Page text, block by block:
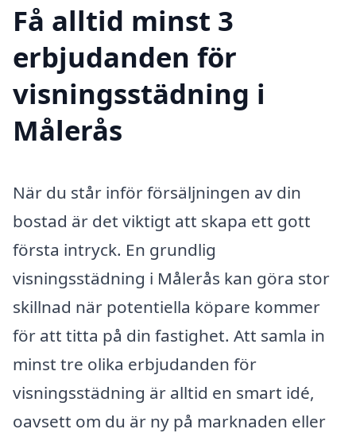
Få alltid minst 3
erbjudanden för
visningsstädning i
Målerås
När du står inför försäljningen av din
bostad är det viktigt att skapa ett gott
första intryck. En grundlig
visningsstädning i Målerås kan göra stor
skillnad när potentiella köpare kommer
för att titta på din fastighet. Att samla in
minst tre olika erbjudanden för
visningsstädning är alltid en smart idé,
oavsett om du är ny på marknaden eller